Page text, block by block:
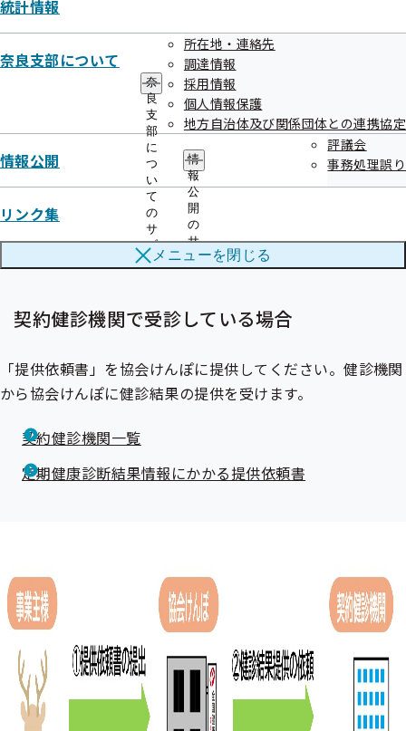
統計情報
奈良支部について
奈
良
支
部
に
つ
い
て
の
サ
ブ
メ
ー
所在地・連絡先
調達情報
採用情報
個人情報保護
地方自治体及び関係団体との連携協定
情報公開
情
報
公
開
の
サ
ブ
メ
ー
評議会
事務処理誤り
リンク集
メニューを閉じる
提供するにはどうしたらいいの？
協会けんぽの生活習慣病予防健診を受診してい
る場合
健診結果の提供は不要です。
契約健診機関で受診している場合
「提供依頼書」を協会けんぽに提供してください。健診機関
から協会けんぽに健診結果の提供を受けます。
契約健診機関一覧
定期健康診断結果情報にかかる提供依頼書